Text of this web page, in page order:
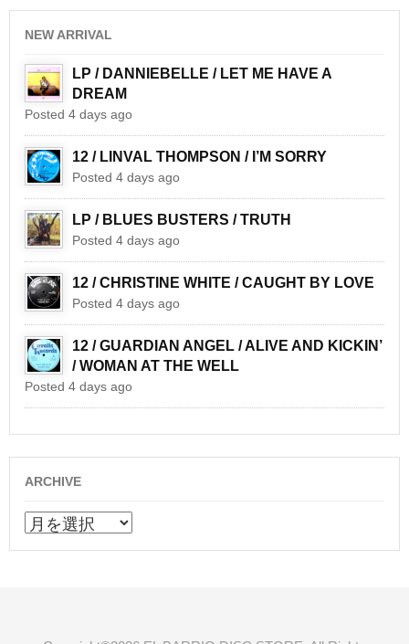
NEW ARRIVAL
LP / DANNIEBELLE / LET ME HAVE A
DREAM
Posted 4 days ago
12 / LINVAL THOMPSON / I’M SORRY
Posted 4 days ago
LP / BLUES BUSTERS / TRUTH
Posted 4 days ago
12 / CHRISTINE WHITE / CAUGHT BY LOVE
Posted 4 days ago
12 / GUARDIAN ANGEL / ALIVE AND KICKIN’
/ WOMAN AT THE WELL
Posted 4 days ago
ARCHIVE
ARCHIVE